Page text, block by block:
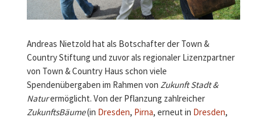
Andreas Nietzold hat als Botschafter der Town &
Country Stiftung und zuvor als regionaler Lizenzpartner
von Town & Country Haus schon viele
Spendenübergaben im Rahmen von Zukunft Stadt &
Naturermöglicht. Von der Pflanzung zahlreicher
ZukunftsBäume(in Dresden, Pirna, erneut in Dresden,